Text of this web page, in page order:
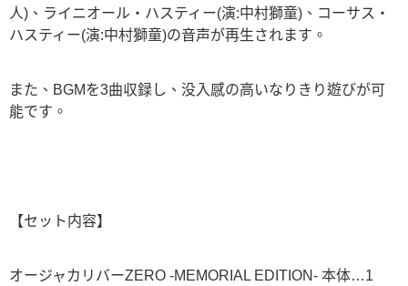
人)、ライニオール・ハスティー(演:中村獅童)、コーサス・
ハスティー(演:中村獅童)の音声が再生されます。
また、BGMを3曲収録し、没入感の高いなりきり遊びが可
能です。
【セット内容】
オージャカリバーZERO -MEMORIAL EDITION- 本体…1